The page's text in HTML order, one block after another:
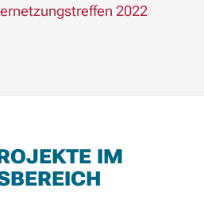
2022
IM